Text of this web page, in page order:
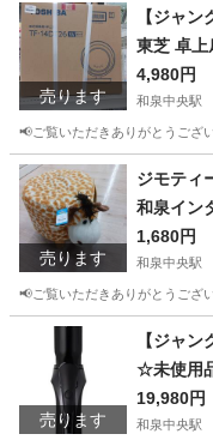
大阪 和泉市 和泉中央
売ります
【ジャ
東芝 卓上
泉大津市
4,980円
和泉中央駅
📢ご覧いただきありがとうござ
大阪 和泉市
売ります
ジモティ
和泉イン
堺市 岸和
1,680円
和泉中央駅
📢ご覧いただきありがとうご
大阪 和泉中央
売ります
【ジャ
☆未使用
TG RE-
市 堺市
19,980円
和泉中央駅